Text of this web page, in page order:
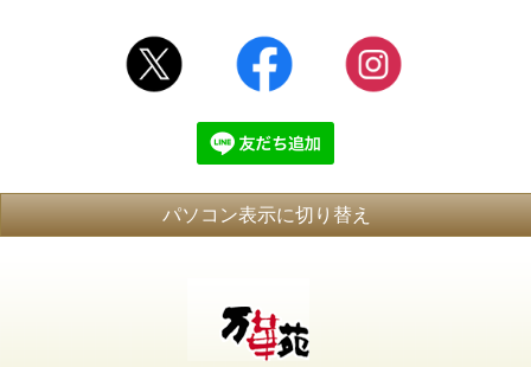
パソコン表示に切り替え